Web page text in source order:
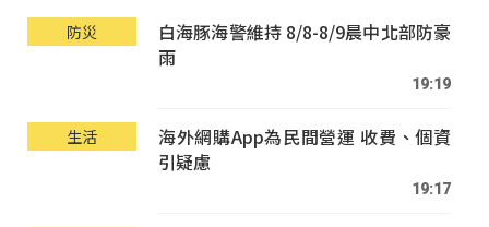
防災
白海豚海警維持 8/8-8/9晨中北部防豪
雨
19:19
生活
海外網購App為民間營運 收費、個資
引疑慮
19:17